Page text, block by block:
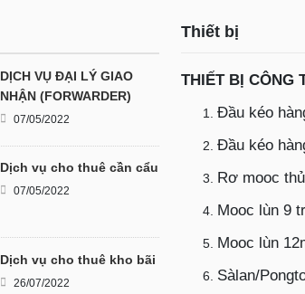
Thiết bị
THIẾT BỊ CÔNG
Đầu kéo
Đầu kéo
Rơ mooc
Mooc lùn 9
Mooc lùn
Sàlan/
DỊCH VỤ ĐẠI LÝ GIAO
NHẬN (FORWARDER)
07/05/2022
Dịch vụ cho thuê cần cẩu
07/05/2022
Dịch vụ cho thuê kho bãi
26/07/2022